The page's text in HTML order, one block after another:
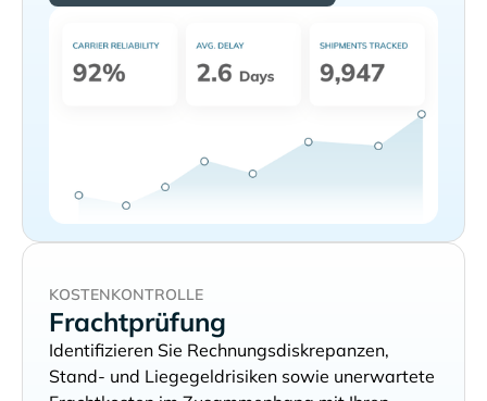
KOSTENKONTROLLE
Frachtprüfung
Identifizieren Sie Rechnungsdiskrepanzen,
Stand- und Liegegeldrisiken sowie unerwartete